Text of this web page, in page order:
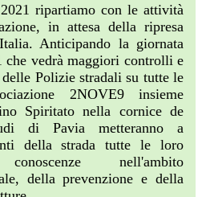
ripartiamo con le attività
in attesa della ripresa
Anticipando la giornata
che vedrà maggiori controlli e
Polizie stradali su tutte le
2NOVE9 insieme
Spiritato nella cornice de
di Pavia metteranno a
della strada tutte le loro
nell'ambito
della prevenzione e della